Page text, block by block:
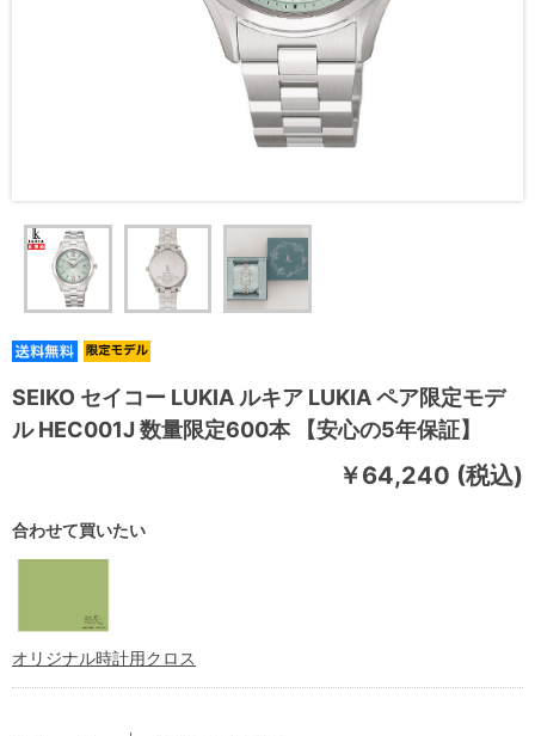
SEIKO セイコー LUKIA ルキア LUKIA ペア限定モデ
ル HEC001J 数量限定600本 【安心の5年保証】
￥64,240 (税込)
合わせて買いたい
オリジナル時計用クロス